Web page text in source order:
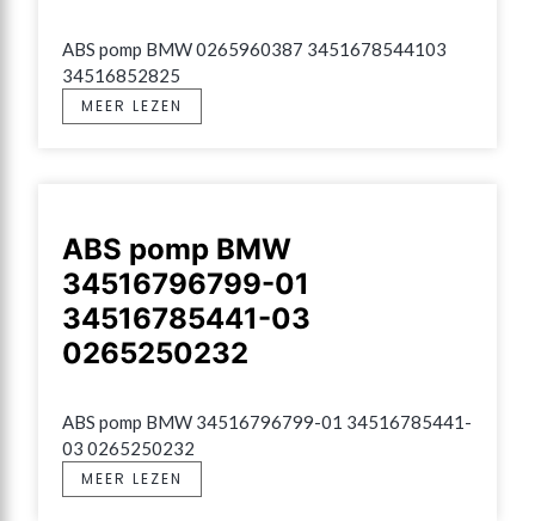
ABS pomp BMW 0265960387 3451678544103
34516852825
MEER LEZEN
ABS pomp BMW
34516796799-01
34516785441-03
0265250232
ABS pomp BMW 34516796799-01 34516785441-
03 0265250232
MEER LEZEN